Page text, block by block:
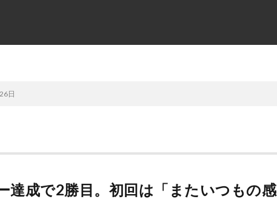
26日
達成で2勝目。初回は「またいつもの感